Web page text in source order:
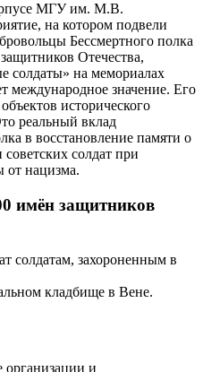
МГУ им. М.В.
на котором подвели
Бессмертного полка
Отечества,
солдаты» на мемориалах
международное значение. Его
исторического
реальный вклад
в восстановление памяти о
солдат при
от нацизма.
имён защитников
солдатам, захороненным в
кладбище в Вене.
организации и